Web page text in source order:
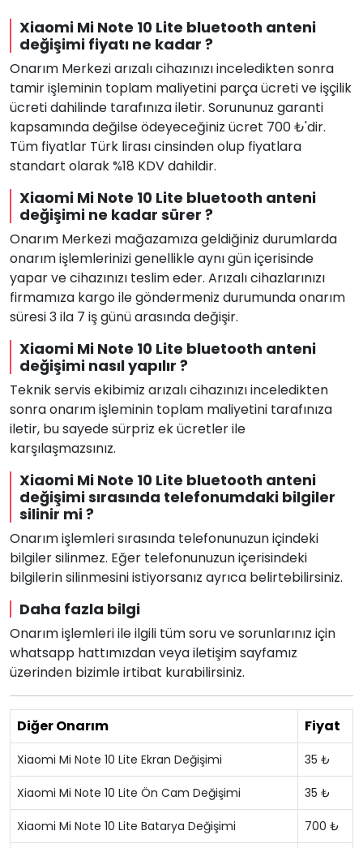
Xiaomi Mi Note 10 Lite bluetooth anteni
değişimi fiyatı ne kadar ?
Onarım Merkezi arızalı cihazınızı inceledikten sonra
tamir işleminin toplam maliyetini parça ücreti ve işçilik
ücreti dahilinde tarafınıza iletir. Sorununuz garanti
kapsamında değilse ödeyeceğiniz ücret 700 ₺'dir.
Tüm fiyatlar Türk lirası cinsinden olup fiyatlara
standart olarak %18 KDV dahildir.
Xiaomi Mi Note 10 Lite bluetooth anteni
değişimi ne kadar sürer ?
Onarım Merkezi mağazamıza geldiğiniz durumlarda
onarım işlemlerinizi genellikle aynı gün içerisinde
yapar ve cihazınızı teslim eder. Arızalı cihazlarınızı
firmamıza kargo ile göndermeniz durumunda onarım
süresi 3 ila 7 iş günü arasında değişir.
Xiaomi Mi Note 10 Lite bluetooth anteni
değişimi nasıl yapılır ?
Teknik servis ekibimiz arızalı cihazınızı inceledikten
sonra onarım işleminin toplam maliyetini tarafınıza
iletir, bu sayede sürpriz ek ücretler ile
karşılaşmazsınız.
Xiaomi Mi Note 10 Lite bluetooth anteni
değişimi sırasında telefonumdaki bilgiler
silinir mi ?
Onarım işlemleri sırasında telefonunuzun içindeki
bilgiler silinmez. Eğer telefonunuzun içerisindeki
bilgilerin silinmesini istiyorsanız ayrıca belirtebilirsiniz.
Daha fazla bilgi
Onarım işlemleri ile ilgili tüm soru ve sorunlarınız için
whatsapp hattımızdan veya iletişim sayfamız
üzerinden bizimle irtibat kurabilirsiniz.
Diğer Onarım Fiyat
Xiaomi Mi Note 10 Lite Ekran Değişimi 35 ₺
Xiaomi Mi Note 10 Lite Ön Cam Değişimi 35 ₺
Xiaomi Mi Note 10 Lite Batarya Değişimi 700 ₺